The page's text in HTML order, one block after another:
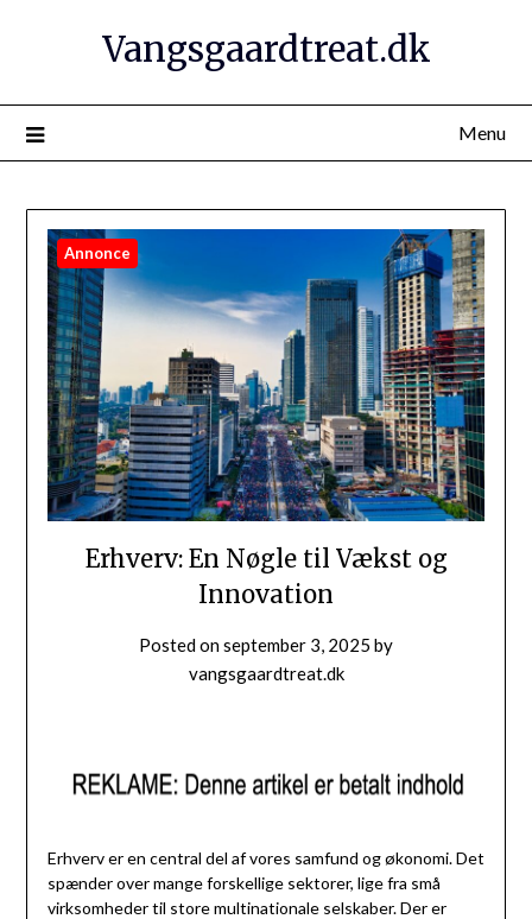
Vangsgaardtreat.dk
Menu
Annonce
Erhverv: En Nøgle til Vækst og
Innovation
Posted onseptember 3, 2025 by
vangsgaardtreat.dk
Erhverv er en central del af vores samfund og økonomi. Det
spænder over mange forskellige sektorer, lige fra små
virksomheder til store multinationale selskaber. Der er